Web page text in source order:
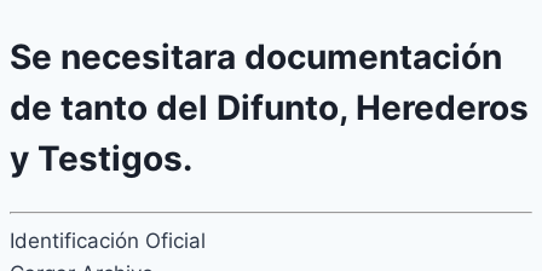
Se necesitara documentación
de tanto del Difunto, Herederos
y Testigos.
Identificación Oficial